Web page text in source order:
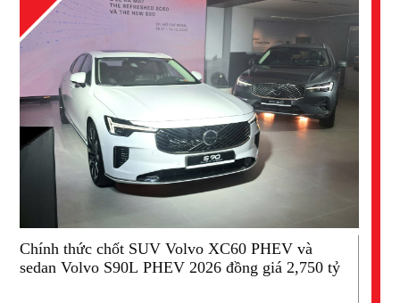
Chính thức chốt SUV Volvo XC60 PHEV và
sedan Volvo S90L PHEV 2026 đồng giá 2,750 tỷ